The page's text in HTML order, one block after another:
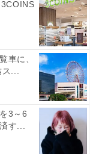
車に、
...
3～6
す...